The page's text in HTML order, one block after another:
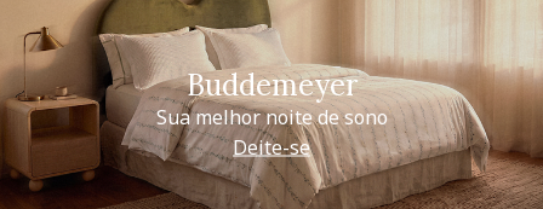
Buddemeyer
Sua melhor noite de sono
Deite-se